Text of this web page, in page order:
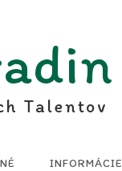
Talentov
INFORMÁCIE